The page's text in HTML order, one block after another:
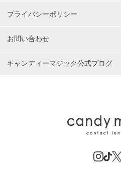
プライバシーポリシー
お問い合わせ
キャンディーマジック公式ブログ